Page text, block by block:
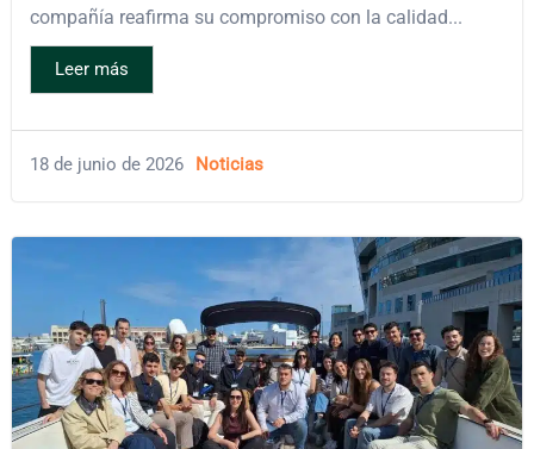
18 de junio de 2026 Noticias
compañía reafirma su compromiso con la calidad...
Leer más